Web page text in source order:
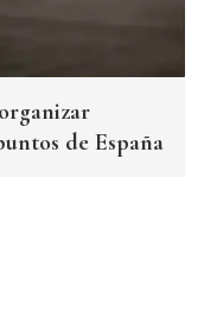
de España